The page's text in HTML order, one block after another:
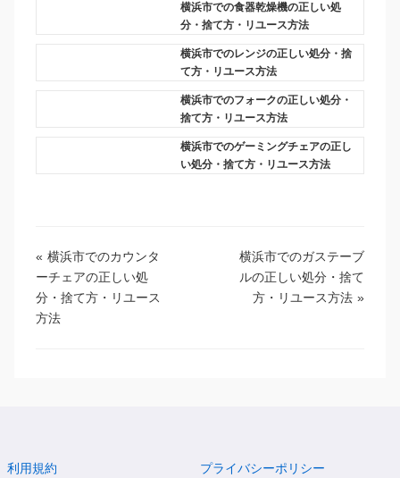
横浜市での食器乾燥機の正しい処
分・捨て方・リユース方法
横浜市でのレンジの正しい処分・捨
て方・リユース方法
横浜市でのフォークの正しい処分・
捨て方・リユース方法
横浜市でのゲーミングチェアの正し
い処分・捨て方・リユース方法
« 横浜市でのカウンタ
ーチェアの正しい処
分・捨て方・リユース
方法
横浜市でのガステーブ
ルの正しい処分・捨て
方・リユース方法 »
利用規約 プライバシーポリシー